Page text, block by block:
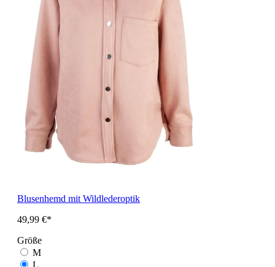
Blusenhemd mit Wildlederoptik
49,99 €*
Größe
M